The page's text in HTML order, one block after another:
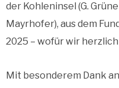
der Kohleninsel (G.
Mayrhofer), aus dem
2025 – wofür wir
Mit besonderem Dank